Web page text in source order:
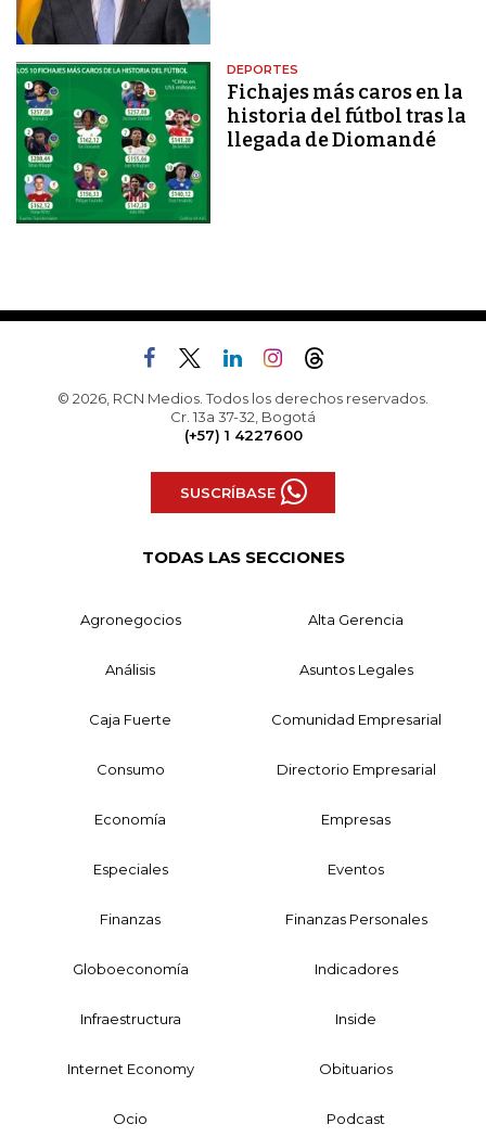
DEPORTES
Fichajes más caros en la
historia del fútbol tras la
llegada de Diomandé
© 2026, RCN Medios. Todos los derechos reservados.
Cr. 13a 37-32, Bogotá
(+57) 1 4227600
SUSCRÍBASE
TODAS LAS SECCIONES
Agronegocios Alta Gerencia
Análisis Asuntos Legales
Caja Fuerte Comunidad Empresarial
Consumo Directorio Empresarial
Economía Empresas
Especiales Eventos
Finanzas Finanzas Personales
Globoeconomía Indicadores
Infraestructura Inside
Internet Economy Obituarios
Ocio Podcast